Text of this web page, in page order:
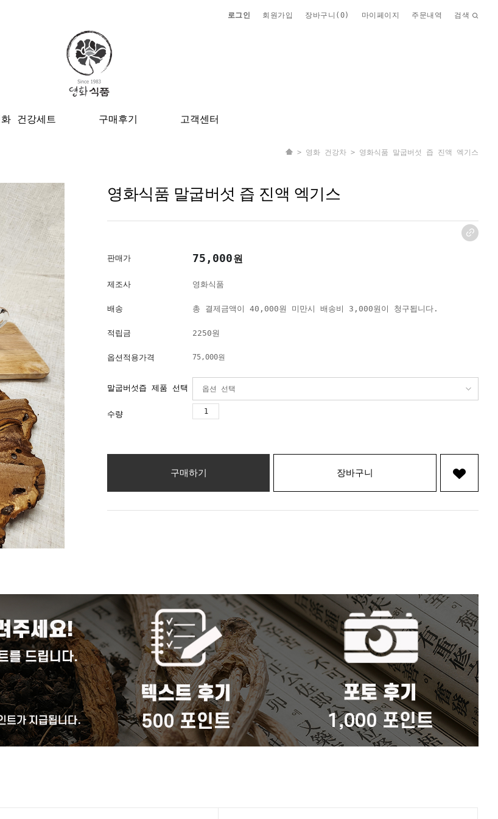
로그인 회원가입 장바구니( 0) 마이페이지 주문내역 검색
화 건강세트 구매후기 고객센터
> 영화 건강차 > 영화식품 말굽버섯 즙 진액 엑기스
영화식품 말굽버섯 즙 진액 엑기스
판매가 75,000원
제조사 영화식품
배송 총 결제금액이 40,000원 미만시 배송비 3,000원이 청구됩니다.
적립금 2250원
옵션적용가격 75,000원
말굽버섯즙 제품 선택
수량
구매하기 장바구니